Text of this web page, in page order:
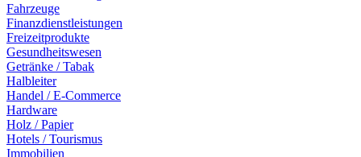
Fahrzeuge
Finanzdienstleistungen
Freizeitprodukte
Gesundheitswesen
Getränke / Tabak
Halbleiter
Handel / E-Commerce
Hardware
Holz / Papier
Hotels / Tourismus
Immobilien